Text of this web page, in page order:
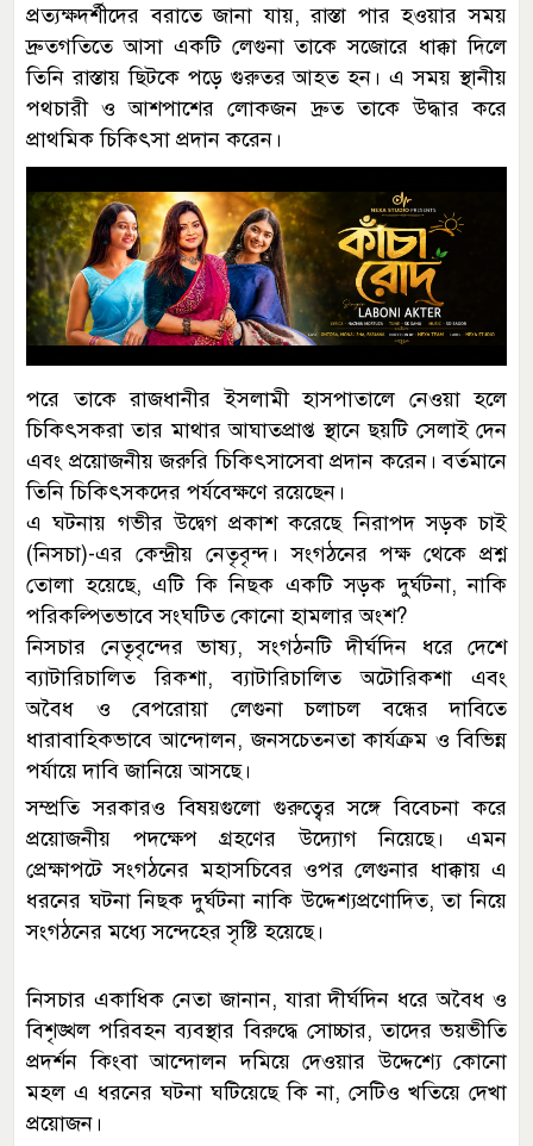
প্রত্যক্ষদর্শীদের বরাতে জানা যায়, রাস্তা পার হওয়ার সময়
দ্রুতগতিতে আসা একটি লেগুনা তাকে সজোরে ধাক্কা দিলে
তিনি রাস্তায় ছিটকে পড়ে গুরুতর আহত হন। এ সময় স্থানীয়
পথচারী ও আশপাশের লোকজন দ্রুত তাকে উদ্ধার করে
প্রাথমিক চিকিৎসা প্রদান করেন।
পরে তাকে রাজধানীর ইসলামী হাসপাতালে নেওয়া হলে
চিকিৎসকরা তার মাথার আঘাতপ্রাপ্ত স্থানে ছয়টি সেলাই দেন
এবং প্রয়োজনীয় জরুরি চিকিৎসাসেবা প্রদান করেন। বর্তমানে
তিনি চিকিৎসকদের পর্যবেক্ষণে রয়েছেন।
এ ঘটনায় গভীর উদ্বেগ প্রকাশ করেছে নিরাপদ সড়ক চাই
(নিসচা)-এর কেন্দ্রীয় নেতৃবৃন্দ। সংগঠনের পক্ষ থেকে প্রশ্ন
তোলা হয়েছে, এটি কি নিছক একটি সড়ক দুর্ঘটনা, নাকি
পরিকল্পিতভাবে সংঘটিত কোনো হামলার অংশ?
নিসচার নেতৃবৃন্দের ভাষ্য, সংগঠনটি দীর্ঘদিন ধরে দেশে
ব্যাটারিচালিত রিকশা, ব্যাটারিচালিত অটোরিকশা এবং
অবৈধ ও বেপরোয়া লেগুনা চলাচল বন্ধের দাবিতে
ধারাবাহিকভাবে আন্দোলন, জনসচেতনতা কার্যক্রম ও বিভিন্ন
পর্যায়ে দাবি জানিয়ে আসছে।
সম্প্রতি সরকারও বিষয়গুলো গুরুত্বের সঙ্গে বিবেচনা করে
প্রয়োজনীয় পদক্ষেপ গ্রহণের উদ্যোগ নিয়েছে। এমন
প্রেক্ষাপটে সংগঠনের মহাসচিবের ওপর লেগুনার ধাক্কায় এ
ধরনের ঘটনা নিছক দুর্ঘটনা নাকি উদ্দেশ্যপ্রণোদিত, তা নিয়ে
সংগঠনের মধ্যে সন্দেহের সৃষ্টি হয়েছে।
নিসচার একাধিক নেতা জানান, যারা দীর্ঘদিন ধরে অবৈধ ও
বিশৃঙ্খল পরিবহন ব্যবস্থার বিরুদ্ধে সোচ্চার, তাদের ভয়ভীতি
প্রদর্শন কিংবা আন্দোলন দমিয়ে দেওয়ার উদ্দেশ্যে কোনো
মহল এ ধরনের ঘটনা ঘটিয়েছে কি না, সেটিও খতিয়ে দেখা
প্রয়োজন।